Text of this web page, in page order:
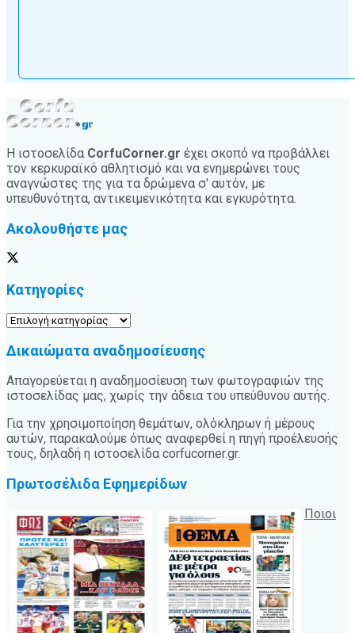
Η ιστοσελίδα CorfuCorner.gr έχει σκοπό να προβάλλει
τον κερκυραϊκό αθλητισμό και να ενημερώνει τους
αναγνώστες της για τα δρώμενα σ' αυτόν, με
υπευθυνότητα, αντικειμενικότητα και εγκυρότητα.
Ακολουθήστε μας
Κατηγορίες
Κατηγορίες
Δικαιώματα αναδημοσίευσης
Απαγορεύεται η αναδημοσίευση των φωτογραφιών της
ιστοσελίδας μας, χωρίς την άδεια του υπεύθυνου αυτής.
Για την χρησιμοποίηση θεμάτων, ολόκληρων ή μέρους
αυτών, παρακαλούμε όπως αναφερθεί η πηγή προέλευσής
τους, δηλαδή η ιστοσελίδα corfucorner.gr.
Πρωτοσέλιδα Εφημερίδων
Ποιοι